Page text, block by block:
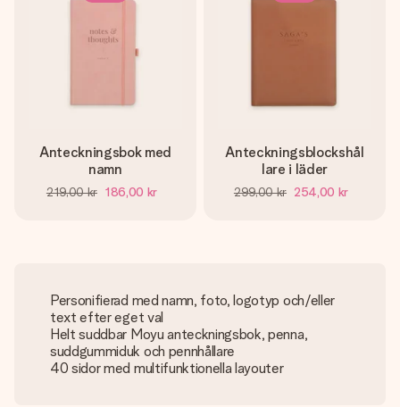
Anteckningsbok med
namn
219,00 kr 186,00 kr
Anteckningsblockshål
lare i läder
299,00 kr 254,00 kr
Personifierad med namn, foto, logotyp och/eller
text efter eget val
Helt suddbar Moyu anteckningsbok, penna,
suddgummiduk och pennhållare
40 sidor med multifunktionella layouter